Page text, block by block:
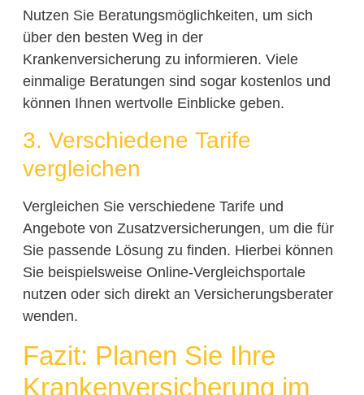
Nutzen Sie Beratungsmöglichkeiten, um sich
über den besten Weg in der
Krankenversicherung zu informieren. Viele
einmalige Beratungen sind sogar kostenlos und
können Ihnen wertvolle Einblicke geben.
3. Verschiedene Tarife
vergleichen
Vergleichen Sie verschiedene Tarife und
Angebote von Zusatzversicherungen, um die für
Sie passende Lösung zu finden. Hierbei können
Sie beispielsweise Online-Vergleichsportale
nutzen oder sich direkt an Versicherungsberater
wenden.
Fazit: Planen Sie Ihre
Krankenversicherung im